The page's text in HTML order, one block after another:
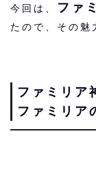
今回は、 ファ
たので、その魅
ファミリア
ファミリア